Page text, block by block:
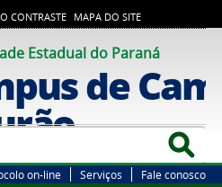
CONTRASTE MAPA DO SITE
Estadual do Paraná
de
on-line Serviços Fale conosco